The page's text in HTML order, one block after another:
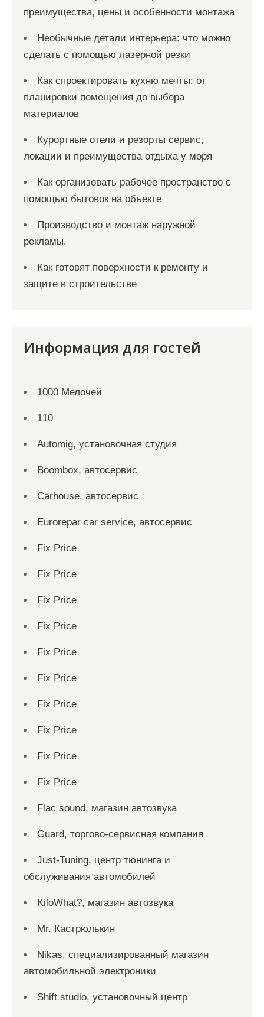
преимущества, цены и особенности монтажа
Необычные детали интерьера: что можно
сделать с помощью лазерной резки
Как спроектировать кухню мечты: от
планировки помещения до выбора
материалов
Курортные отели и резорты сервис,
локации и преимущества отдыха у моря
Как организовать рабочее пространство с
помощью бытовок на объекте
Производство и монтаж наружной
рекламы.
Как готовят поверхности к ремонту и
защите в строительстве
Информация для гостей
1000 Мелочей
110
Automig, установочная студия
Boombox, автосервис
Carhouse, автосервис
Eurorepar car service, автосервис
Fix Price
Fix Price
Fix Price
Fix Price
Fix Price
Fix Price
Fix Price
Fix Price
Fix Price
Fix Price
Flac sound, магазин автозвука
Guard, торгово-сервисная компания
Just-Tuning, центр тюнинга и
обслуживания автомобилей
KiloWhat?, магазин автозвука
Mr. Кастрюлькин
Nikas, специализированный магазин
автомобильной электроники
Shift studio, установочный центр